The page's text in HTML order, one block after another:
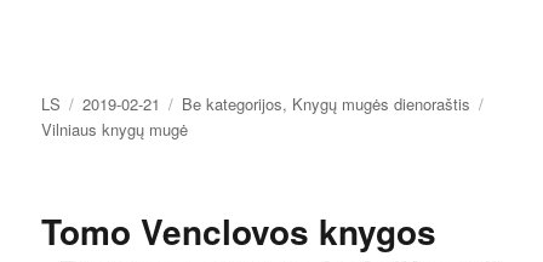
Autorius
LS Paskelbta
2019-02-21 Kategorijos
Be kategorijos, Knygų mugės dienoraštis
Vilniaus knygų mugė
Tomo Venclovos knygos